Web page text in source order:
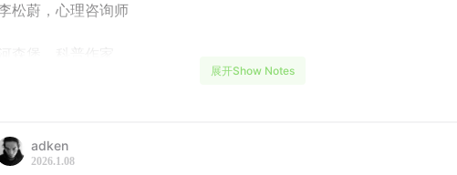
松蔚，心理咨询师
展开Show Notes
adken
2026.1.08